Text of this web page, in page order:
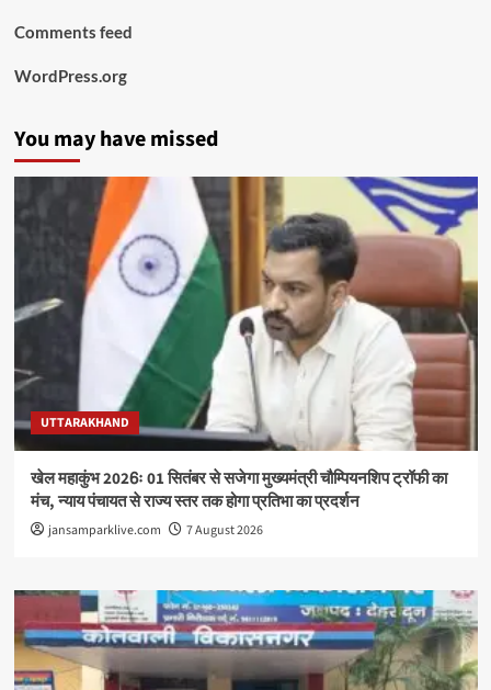
Comments feed
WordPress.org
You may have missed
UTTARAKHAND
खेल महाकुंभ 2026ः 01 सितंबर से सजेगा मुख्यमंत्री चौम्पियनशिप ट्रॉफी का
मंच, न्याय पंचायत से राज्य स्तर तक होगा प्रतिभा का प्रदर्शन
jansamparklive.com 7 August 2026